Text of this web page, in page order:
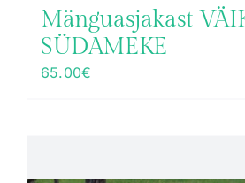
Mänguasjakast
SÜDAMEKE
65.00€